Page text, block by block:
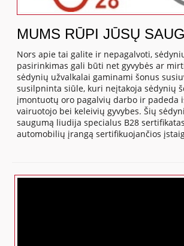
MUMS RŪPI JŪSŲ
Nors apie tai galite ir nepagalvoti,
pasirinkimas gali būti net gyvybės ar
sėdynių užvalkalai gaminami šonus
susilpninta siūle, kuri neįtakoja sėdynių
įmontuotų oro pagalvių darbo ir padeda
vairuotojo bei keleivių gyvybes. Šių
saugumą liudija specialus B28
automobilių įrangą sertifikuojančios